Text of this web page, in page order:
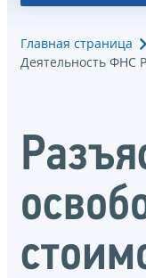
Главная страница
Деятельность ФНС